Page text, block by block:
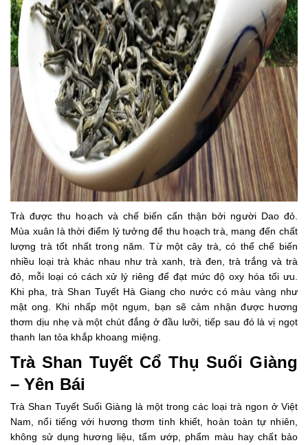
Trà được thu hoạch và chế biến cẩn thận bởi người Dao đỏ.
Mùa xuân là thời điểm lý tưởng để thu hoạch trà, mang đến chất
lượng trà tốt nhất trong năm. Từ một cây trà, có thể chế biến
nhiều loại trà khác nhau như trà xanh, trà đen, trà trắng và trà
đỏ, mỗi loại có cách xử lý riêng để đạt mức độ oxy hóa tối ưu.
Khi pha, trà Shan Tuyết Hà Giang cho nước có màu vàng như
mật ong. Khi nhấp một ngụm, bạn sẽ cảm nhận được hương
thơm dịu nhẹ và một chút đắng ở đầu lưỡi, tiếp sau đó là vị ngọt
thanh lan tỏa khắp khoang miệng.
Trà Shan Tuyết Cổ Thụ Suối Giàng
– Yên Bái
Trà Shan Tuyết Suối Giàng là một trong các loại trà ngon ở Việt
Nam, nổi tiếng với hương thơm tinh khiết, hoàn toàn tự nhiên,
không sử dụng hương liệu, tẩm ướp, phẩm màu hay chất bảo